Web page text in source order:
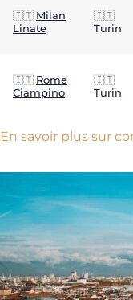
🇮🇹 Milan
Linate
🇮🇹
Turin
🇮🇹 Rome
Ciampino
🇮🇹
Turin
En savoir plus sur